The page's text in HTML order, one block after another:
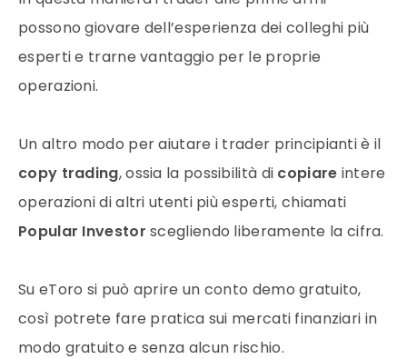
possono giovare dell’esperienza dei colleghi più
esperti e trarne vantaggio per le proprie
operazioni.
Un altro modo per aiutare i trader principianti è il
copy trading, ossia la possibilità di copiare intere
operazioni di altri utenti più esperti, chiamati
Popular Investor scegliendo liberamente la cifra.
Su eToro si può aprire un conto demo gratuito,
così potrete fare pratica sui mercati finanziari in
modo gratuito e senza alcun rischio.